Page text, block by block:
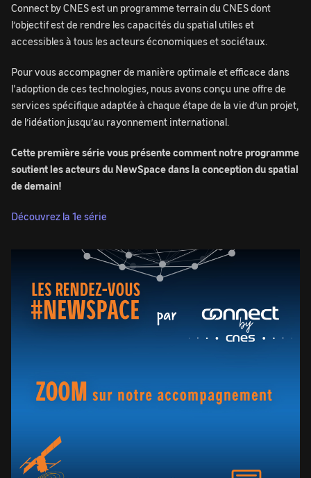
Connect by CNES est un programme terrain du CNES dont
l’objectif est de rendre les capacités du spatial utiles et
accessibles à tous les acteurs économiques et sociétaux.
Pour vous accompagner de manière optimale et efficace dans
l'adoption de ces technologies, nous avons conçu une offre de
services spécifique adaptée à chaque étape de la vie d’un projet,
de l’idéation jusqu’au rayonnement international.
Cette première série vous présente comment notre programme
soutient les acteurs du NewSpace dans la conception du spatial
de demain!
Découvrez la 1e série